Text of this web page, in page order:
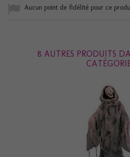
Aucun point de fidélité pour ce
8 AUTRES PRODUITS